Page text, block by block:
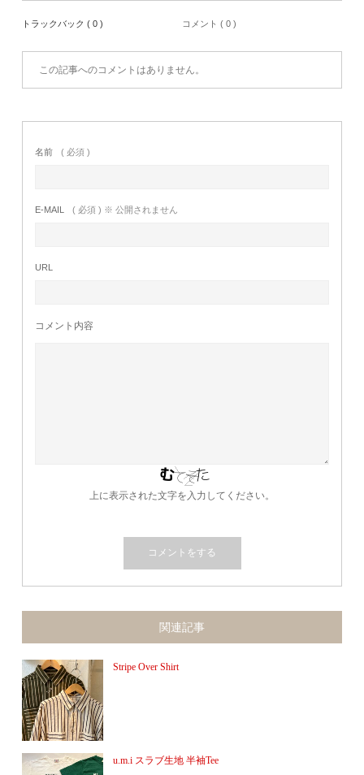
トラックバック ( 0 ) コメント ( 0 )
この記事へのコメントはありません。
名前 ( 必須 )
E-MAIL ( 必須 ) ※ 公開されません
URL
コメント内容
上に表示された文字を入力してください。
関連記事
Stripe Over Shirt
u.m.i スラブ生地 半袖Tee